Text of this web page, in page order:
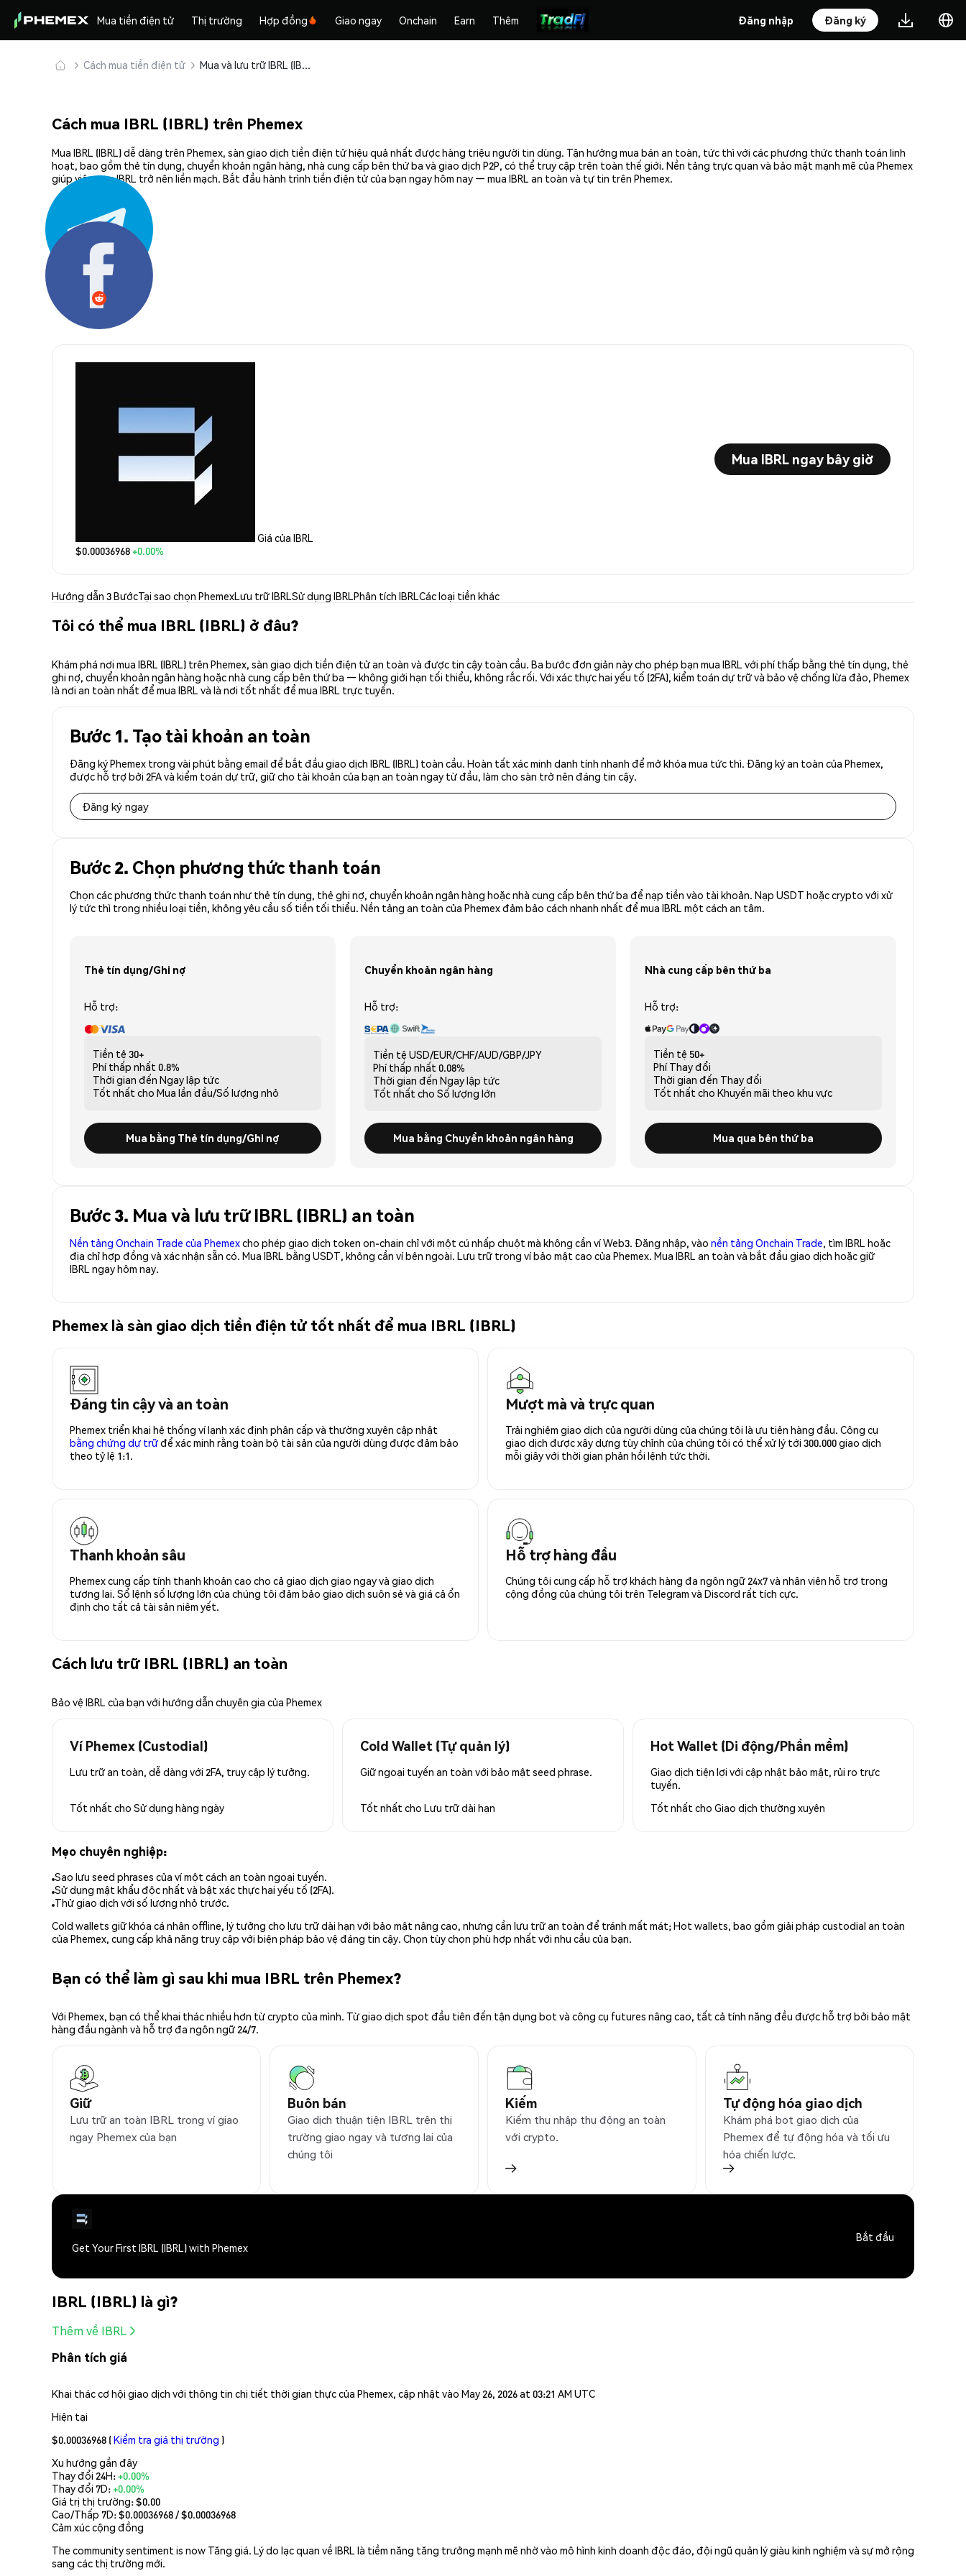
Mua tiền điện tử Thị trường Hợp đồng Giao ngay Onchain Earn Thêm Đăng nhập Đăng ký
Cách mua tiền điện tử Mua và lưu trữ IBRL (IBRL) an toàn
Cách mua IBRL (IBRL) trên Phemex
Mua IBRL (IBRL) dễ dàng trên Phemex, sàn giao dịch tiền điện tử hiệu quả nhất được hàng triệu người tin dùng. Tận hưởng mua bán an toàn, tức thì với các phương thức thanh toán linh
hoạt, bao gồm thẻ tín dụng, chuyển khoản ngân hàng, nhà cung cấp bên thứ ba và giao dịch P2P, có thể truy cập trên toàn thế giới. Nền tảng trực quan và bảo mật mạnh mẽ của Phemex
giúp việc mua IBRL trở nên liền mạch. Bắt đầu hành trình tiền điện tử của bạn ngay hôm nay — mua IBRL an toàn và tự tin trên Phemex.
Chia sẻ:
Giá của IBRL
$0.00036968+0.00%
Mua IBRL ngay bây giờ
Hướng dẫn 3 BướcTại sao chọn PhemexLưu trữ IBRLSử dụng IBRLPhân tích IBRLCác loại tiền khác
Tôi có thể mua IBRL (IBRL) ở đâu?
Khám phá nơi mua IBRL (IBRL) trên Phemex, sàn giao dịch tiền điện tử an toàn và được tin cậy toàn cầu. Ba bước đơn giản này cho phép bạn mua IBRL với phí thấp bằng thẻ tín dụng, thẻ
ghi nợ, chuyển khoản ngân hàng hoặc nhà cung cấp bên thứ ba — không giới hạn tối thiểu, không rắc rối. Với xác thực hai yếu tố (2FA), kiểm toán dự trữ và bảo vệ chống lừa đảo, Phemex
là nơi an toàn nhất để mua IBRL và là nơi tốt nhất để mua IBRL trực tuyến.
Bước 1. Tạo tài khoản an toàn
Đăng ký Phemex trong vài phút bằng email để bắt đầu giao dịch IBRL (IBRL) toàn cầu. Hoàn tất xác minh danh tính nhanh để mở khóa mua tức thì. Đăng ký an toàn của Phemex,
được hỗ trợ bởi 2FA và kiểm toán dự trữ, giữ cho tài khoản của bạn an toàn ngay từ đầu, làm cho sàn trở nên đáng tin cậy.
Đăng ký ngay
Bước 2. Chọn phương thức thanh toán
Chọn các phương thức thanh toán như thẻ tín dụng, thẻ ghi nợ, chuyển khoản ngân hàng hoặc nhà cung cấp bên thứ ba để nạp tiền vào tài khoản. Nạp USDT hoặc crypto với xử
lý tức thì trong nhiều loại tiền, không yêu cầu số tiền tối thiểu. Nền tảng an toàn của Phemex đảm bảo cách nhanh nhất để mua IBRL một cách an tâm.
Thẻ tín dụng/Ghi nợ
Hỗ trợ:
Tiền tệ 30+
Phí thấp nhất 0.8%
Thời gian đến Ngay lập tức
Tốt nhất cho Mua lần đầu/Số lượng nhỏ
Mua bằng Thẻ tín dụng/Ghi nợ
Chuyển khoản ngân hàng
Hỗ trợ:
Tiền tệ USD/EUR/CHF/AUD/GBP/JPY
Phí thấp nhất 0.08%
Thời gian đến Ngay lập tức
Tốt nhất cho Số lượng lớn
Mua bằng Chuyển khoản ngân hàng
Nhà cung cấp bên thứ ba
Hỗ trợ:
Tiền tệ 50+
Phí Thay đổi
Thời gian đến Thay đổi
Tốt nhất cho Khuyến mãi theo khu vực
Mua qua bên thứ ba
Bước 3. Mua và lưu trữ IBRL (IBRL) an toàn
Nền tảng Onchain Trade của Phemexcho phép giao dịch token on-chain chỉ với một cú nhấp chuột mà không cần ví Web3. Đăng nhập, vào nền tảng Onchain Trade, tìm IBRL hoặc
địa chỉ hợp đồng và xác nhận sẵn có. Mua IBRL bằng USDT, không cần ví bên ngoài. Lưu trữ trong ví bảo mật cao của Phemex. Mua IBRL an toàn và bắt đầu giao dịch hoặc giữ
IBRL ngay hôm nay.
Phemex là sàn giao dịch tiền điện tử tốt nhất để mua IBRL (IBRL)
Đáng tin cậy và an toàn
Phemex triển khai hệ thống ví lạnh xác định phân cấp và thường xuyên cập nhật
bằng chứng dự trữđể xác minh rằng toàn bộ tài sản của người dùng được đảm bảo
theo tỷ lệ 1:1.
Mượt mà và trực quan
Trải nghiệm giao dịch của người dùng của chúng tôi là ưu tiên hàng đầu. Công cụ
giao dịch được xây dựng tùy chỉnh của chúng tôi có thể xử lý tới 300.000 giao dịch
mỗi giây với thời gian phản hồi lệnh tức thời.
Thanh khoản sâu
Phemex cung cấp tính thanh khoản cao cho cả giao dịch giao ngay và giao dịch
tương lai. Sổ lệnh số lượng lớn của chúng tôi đảm bảo giao dịch suôn sẻ và giá cả ổn
định cho tất cả tài sản niêm yết.
Hỗ trợ hàng đầu
Chúng tôi cung cấp hỗ trợ khách hàng đa ngôn ngữ 24x7 và nhân viên hỗ trợ trong
cộng đồng của chúng tôi trên Telegram và Discord rất tích cực.
Cách lưu trữ IBRL (IBRL) an toàn
Bảo vệ IBRL của bạn với hướng dẫn chuyên gia của Phemex
Ví Phemex (Custodial)
Lưu trữ an toàn, dễ dàng với 2FA, truy cập lý tưởng.
Tốt nhất cho Sử dụng hàng ngày
Cold Wallet (Tự quản lý)
Giữ ngoại tuyến an toàn với bảo mật seed phrase.
Tốt nhất cho Lưu trữ dài hạn
Hot Wallet (Di động/Phần mềm)
Giao dịch tiện lợi với cập nhật bảo mật, rủi ro trực
tuyến.
Tốt nhất cho Giao dịch thường xuyên
Mẹo chuyên nghiệp:
Sao lưu seed phrases của ví một cách an toàn ngoại tuyến.
Sử dụng mật khẩu độc nhất và bật xác thực hai yếu tố (2FA).
Thử giao dịch với số lượng nhỏ trước.
Cold wallets giữ khóa cá nhân offline, lý tưởng cho lưu trữ dài hạn với bảo mật nâng cao, nhưng cần lưu trữ an toàn để tránh mất mát; Hot wallets, bao gồm giải pháp custodial an toàn
của Phemex, cung cấp khả năng truy cập với biện pháp bảo vệ đáng tin cậy. Chọn tùy chọn phù hợp nhất với nhu cầu của bạn.
Bạn có thể làm gì sau khi mua IBRL trên Phemex?
Với Phemex, bạn có thể khai thác nhiều hơn từ crypto của mình. Từ giao dịch spot đầu tiên đến tận dụng bot và công cụ futures nâng cao, tất cả tính năng đều được hỗ trợ bởi bảo mật
hàng đầu ngành và hỗ trợ đa ngôn ngữ 24/7.
Giữ
Lưu trữ an toàn IBRL trong ví giao
ngay Phemex của bạn
Buôn bán
Giao dịch thuận tiện IBRL trên thị
trường giao ngay và tương lai của
chúng tôi
Kiếm
Kiếm thu nhập thụ động an toàn
với crypto.
Tự động hóa giao dịch
Khám phá bot giao dịch của
Phemex để tự động hóa và tối ưu
hóa chiến lược.
Get Your First IBRL (IBRL) with Phemex
Bắt đầu
IBRL (IBRL) là gì?
Thêm về IBRL
Phân tích giá
Khai thác cơ hội giao dịch với thông tin chi tiết thời gian thực của Phemex, cập nhật vào May 26, 2026 at 03:21 AM UTC
Hiện tại
$0.00036968 (Kiểm tra giá thị trường )
Xu hướng gần đây
Thay đổi 24H:+0.00%
Thay đổi 7D:+0.00%
Giá trị thị trường:$0.00
Cao/Thấp 7D: $0.00036968/ $0.00036968
Cảm xúc cộng đồng
The community sentiment is now Tăng giá. Lý do lạc quan về IBRL là tiềm năng tăng trưởng mạnh mẽ nhờ vào mô hình kinh doanh độc đáo, đội ngũ quản lý giàu kinh nghiệm và sự mở rộng
sang các thị trường mới.